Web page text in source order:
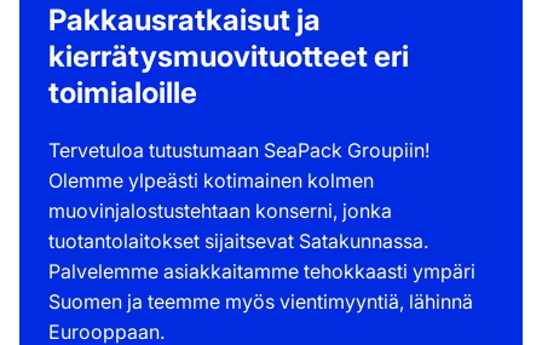
Pakkausratkaisut ja
kierrätysmuovituotteet eri
toimialoille
Tervetuloa tutustumaan SeaPack Groupiin!
Olemme ylpeästi kotimainen kolmen
muovinjalostustehtaan konserni, jonka
tuotantolaitokset sijaitsevat Satakunnassa.
Palvelemme asiakkaitamme tehokkaasti ympäri
Suomen ja teemme myös vientimyyntiä, lähinnä
Eurooppaan.